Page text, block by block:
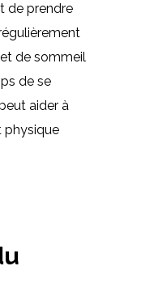
de prendre
de sommeil
de se
aider à
physique